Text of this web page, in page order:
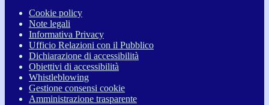
Cookie policy
Note legali
Informativa Privacy
Ufficio Relazioni con il Pubblico
Dichiarazione di accessibilità
Obiettivi di accessibilità
Whistleblowing
Gestione consensi cookie
Amministrazione trasparente